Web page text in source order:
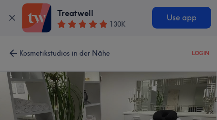
Treatwell
130K
Use app
Kosmetikstudios in der Nähe LOGIN